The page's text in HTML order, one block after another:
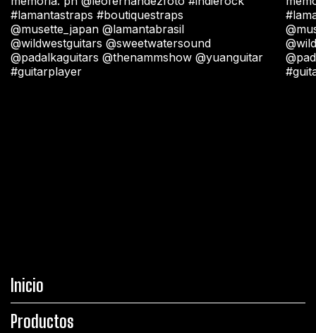
Inicio
Productos